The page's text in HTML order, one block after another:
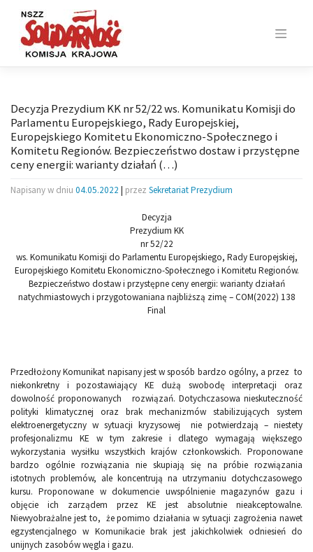
content
Decyzja Prezydium KK nr 52/22 ws. Komunikatu Komisji do
Parlamentu Europejskiego, Rady Europejskiej,
Europejskiego Komitetu Ekonomiczno-Społecznego i
Komitetu Regionów. Bezpieczeństwo dostaw i przystępne
ceny energii: warianty działań (…)
Napisany w dniu 04.05.2022 | przez Sekretariat Prezydium
Decyzja
Prezydium KK
nr 52/22
ws. Komunikatu Komisji do Parlamentu Europejskiego, Rady Europejskiej,
Europejskiego Komitetu Ekonomiczno-Społecznego i Komitetu Regionów.
Bezpieczeństwo dostaw i przystępne ceny energii: warianty działań
natychmiastowych i przygotowaniana najbliższą zimę – COM(2022) 138
Final
Przedłożony Komunikat napisany jest w sposób bardzo ogólny, a przez to
niekonkretny i pozostawiający KE dużą swobodę interpretacji oraz
dowolność proponowanych rozwiązań. Dotychczasowa nieskuteczność
polityki klimatycznej oraz brak mechanizmów stabilizujących system
elektroenergetyczny w sytuacji kryzysowej nie potwierdzają – niestety
profesjonalizmu KE w tym zakresie i dlatego wymagają większego
wykorzystania wysiłku wszystkich krajów członkowskich. Proponowane
bardzo ogólnie rozwiązania nie skupiają się na próbie rozwiązania
istotnych problemów, ale koncentrują na utrzymaniu dotychczasowego
kursu. Proponowane w dokumencie uwspólnienie magazynów gazu i
objęcie ich zarządem przez KE jest absolutnie nieakceptowalne.
Niewyobrażalne jest to, że pomimo działania w sytuacji zagrożenia nawet
egzystencjalnego w Komunikacie brak jest jakichkolwiek odniesień do
unijnych zasobów węgla i gazu.